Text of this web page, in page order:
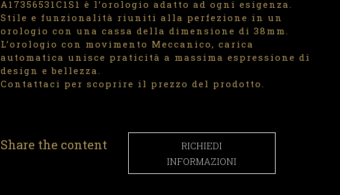
A17356531C1S1 è l’orologio adatto ad ogni esigenza.
Stile e funzionalità riuniti alla perfezione in un
orologio con una cassa della dimensione di 38mm.
L’orologio con movimento Meccanico, carica
automatica unisce praticità a massima espressione di
design e bellezza.
Contattaci per scoprire il prezzo del prodotto.
Share the content
RICHIEDI
INFORMAZIONI